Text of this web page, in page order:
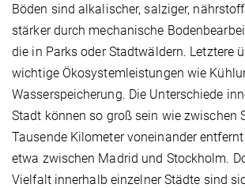
Böden sind alkalischer, salziger,
stärker durch mechanische
die in Parks oder Stadtwäldern. Letztere
wichtige Ökosystemleistungen wie
Wasserspeicherung. Die Unterschiede
Stadt können so groß sein wie zwischen
Tausende Kilometer voneinander
etwa zwischen Madrid und Stockholm.
Vielfalt innerhalb einzelner Städte sind